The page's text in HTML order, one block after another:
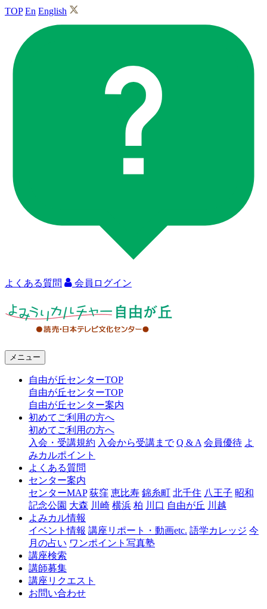
TOP En English
よくある質問 会員ログイン
ャ
由
丘
メニュー
自由が丘センターTOP
自由が丘センターTOP
自由が丘センター案内
初めてご利用の方へ
初めてご利用の方へ
入会・受講規約 入会から受講まで Q & A 会員優待 よ
みカルポイント
よくある質問
センター案内
センターMAP 荻窪 恵比寿 錦糸町 北千住 八王子 昭和
記念公園 大森 川崎 横浜 柏 川口 自由が丘 川越
よみカル情報
イベント情報 講座リポート・動画etc. 語学カレッジ 今
月の占い ワンポイント写真塾
講座検索
講師募集
講座リクエスト
お問い合わせ